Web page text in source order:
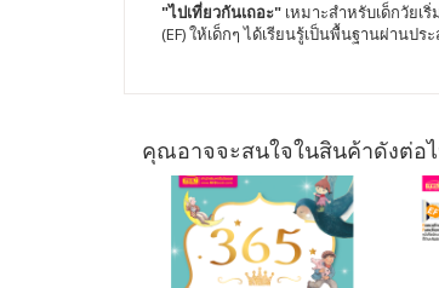
"ไปเที่ยวกันเถอะ" เหมาะสำหรับเด็กวัยเ
(EF) ให้เด็กๆ ได้เรียนรู้เป็นพื้นฐานผ่านป
คุณอาจจะสนใจในสินค้าดังต่อ